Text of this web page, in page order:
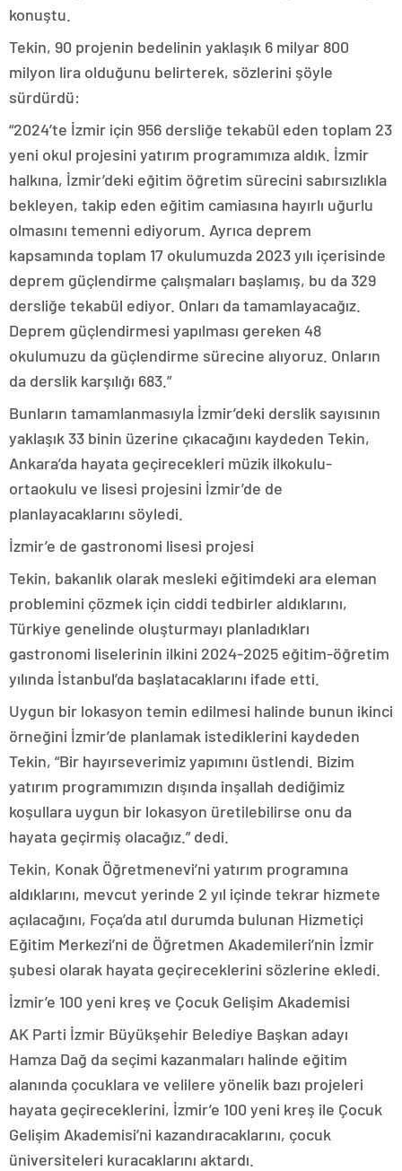
konuştu.
Tekin, 90 projenin bedelinin yaklaşık 6 milyar 800
milyon lira olduğunu belirterek, sözlerini şöyle
sürdürdü:
“2024’te İzmir için 956 dersliğe tekabül eden toplam 23
yeni okul projesini yatırım programımıza aldık. İzmir
halkına, İzmir’deki eğitim öğretim sürecini sabırsızlıkla
bekleyen, takip eden eğitim camiasına hayırlı uğurlu
olmasını temenni ediyorum. Ayrıca deprem
kapsamında toplam 17 okulumuzda 2023 yılı içerisinde
deprem güçlendirme çalışmaları başlamış, bu da 329
dersliğe tekabül ediyor. Onları da tamamlayacağız.
Deprem güçlendirmesi yapılması gereken 48
okulumuzu da güçlendirme sürecine alıyoruz. Onların
da derslik karşılığı 683.”
Bunların tamamlanmasıyla İzmir’deki derslik sayısının
yaklaşık 33 binin üzerine çıkacağını kaydeden Tekin,
Ankara’da hayata geçirecekleri müzik ilkokulu-
ortaokulu ve lisesi projesini İzmir’de de
planlayacaklarını söyledi.
İzmir’e de gastronomi lisesi projesi
Tekin, bakanlık olarak mesleki eğitimdeki ara eleman
problemini çözmek için ciddi tedbirler aldıklarını,
Türkiye genelinde oluşturmayı planladıkları
gastronomi liselerinin ilkini 2024-2025 eğitim-öğretim
yılında İstanbul’da başlatacaklarını ifade etti.
Uygun bir lokasyon temin edilmesi halinde bunun ikinci
örneğini İzmir’de planlamak istediklerini kaydeden
Tekin, “Bir hayırseverimiz yapımını üstlendi. Bizim
yatırım programımızın dışında inşallah dediğimiz
koşullara uygun bir lokasyon üretilebilirse onu da
hayata geçirmiş olacağız.” dedi.
Tekin, Konak Öğretmenevi’ni yatırım programına
aldıklarını, mevcut yerinde 2 yıl içinde tekrar hizmete
açılacağını, Foça’da atıl durumda bulunan Hizmetiçi
Eğitim Merkezi’ni de Öğretmen Akademileri’nin İzmir
şubesi olarak hayata geçireceklerini sözlerine ekledi.
İzmir’e 100 yeni kreş ve Çocuk Gelişim Akademisi
AK Parti İzmir Büyükşehir Belediye Başkan adayı
Hamza Dağ da seçimi kazanmaları halinde eğitim
alanında çocuklara ve velilere yönelik bazı projeleri
hayata geçireceklerini, İzmir’e 100 yeni kreş ile Çocuk
Gelişim Akademisi’ni kazandıracaklarını, çocuk
üniversiteleri kuracaklarını aktardı.